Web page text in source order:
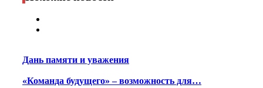
Дань памяти и уважения
«Команда будущего» – возможность для…